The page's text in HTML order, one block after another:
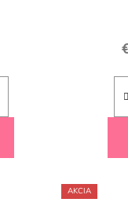
AKCIA